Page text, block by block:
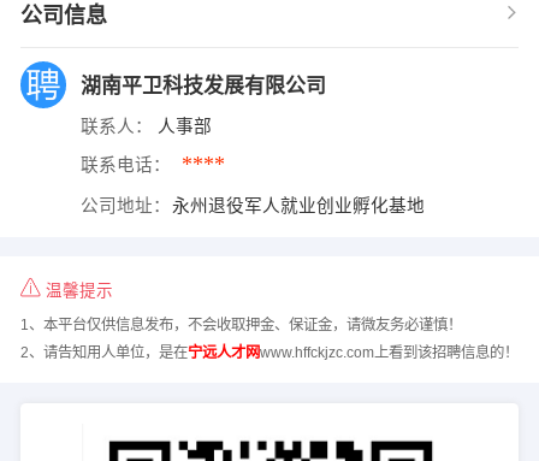
公司信息
湖南平卫科技发展有限公司
联系人： 人事部
联系电话： ****
公司地址： 永州退役军人就业创业孵化基地
温馨提示
1、本平台仅供信息发布，不会收取押金、保证金，请微友务必谨慎！
2、请告知用人单位，是在宁远人才网www.hffckjzc.com上看到该招聘信息的！